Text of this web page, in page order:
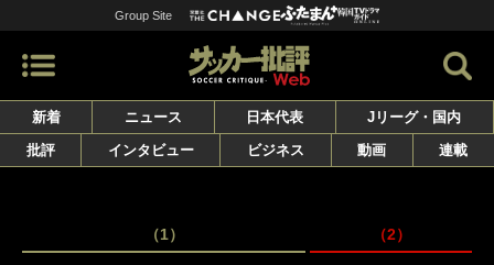
Group Site
新着 ニュース 日本代表
Jリーグ・国内
批評
インタビュー ビジネス 動画 連載
（1） （2）